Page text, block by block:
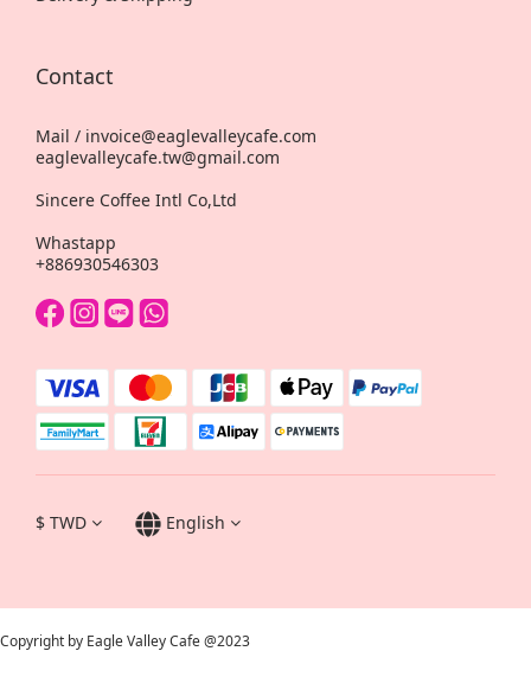
Contact
Mail / invoice@eaglevalleycafe.com
eaglevalleycafe.tw@gmail.com
Sincere Coffee Intl Co,Ltd
Whastapp
+886930546303
$ TWD English
Copyright by Eagle Valley Cafe @2023